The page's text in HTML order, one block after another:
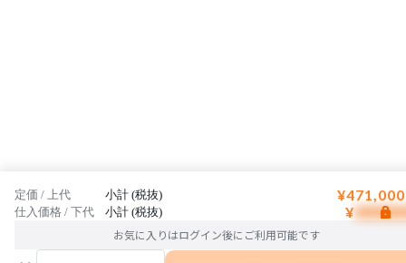
定価 / 上代 小計 (税抜)
仕入価格 / 下代 小計 (税抜) ¥
お気に入りはログイン後にご利用可能です